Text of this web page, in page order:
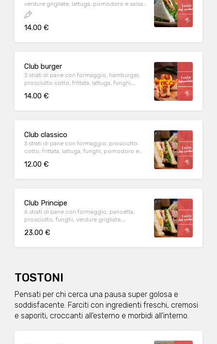
verdure grigliate, lattuga, pomodoro e salsa
rosa
14.00 €
Club burger
3 strati di pane con formaggio, hamburger,
prosciutto cotto, frittata, lattuga, funghi,
14.00 €
Club classico
3 strati di pane con formaggio, prosciutto
cotto, frittata, lattuga, funghi, pomodoro e
12.00 €
Club Principe
6 strati di pane con formaggio, pancetta,
prosciutto, funghi, verdure grigliate,
23.00 €
TOSTONI
Pensati per chi cerca una pausa super golosa e
soddisfacente. Farciti con ingredienti freschi, cremosi
e saporiti, croccanti all'esterno e morbidi all'interno.